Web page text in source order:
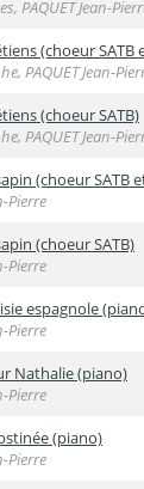
PAQUET Jean-
(choeur SATB
PAQUET Jean-
(choeur SATB)
PAQUET Jean-
(choeur SATB
Pierre
(choeur SATB)
Pierre
espagnole
Pierre
Nathalie (piano)
Pierre
(piano)
Pierre